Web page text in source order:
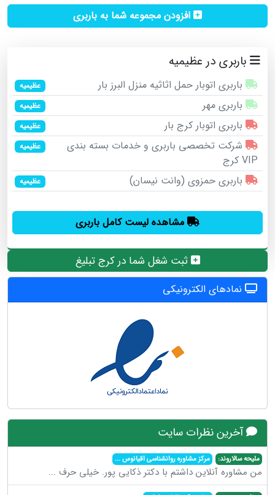
افزودن مجموعه شما به باربری
باربری در عظیمیه
باربری اتوبار حمل اثاثیه منزل البرز بار عظیمیه
باربری مهر عظیمیه
باربری اتوبار کرج بار عظیمیه
شرکت تخصصی باربری و خدمات بسته بندی
VIP کرج
عظیمیه
باربری حمزوی (وانت نیسان) عظیمیه
مشاهده لیست کامل باربری
ثبت شغل شما در کرج تبلیغ
نمادهای الکترونیکی
آخرین نظرات سایت
ملیحه سالاروند: مرکز مشاوره روانشناسی اقیانوس...
من مشاوره آنلاین داشتم با دکتر ذکایی پور. خیلی حرف ...